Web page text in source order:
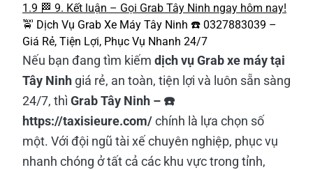
1.9 🏁 9. Kết luận – Gọi Grab Tây Ninh ngay hôm nay!
🚖 Dịch Vụ Grab Xe Máy Tây Ninh ☎️ 0327883039 –
Giá Rẻ, Tiện Lợi, Phục Vụ Nhanh 24/7
Nếu bạn đang tìm kiếm dịch vụ Grab xe máy tại
Tây Ninh giá rẻ, an toàn, tiện lợi và luôn sẵn sàng
24/7, thì Grab Tây Ninh – ☎️
https://taxisieure.com/chính là lựa chọn số
một. Với đội ngũ tài xế chuyên nghiệp, phục vụ
nhanh chóng ở tất cả các khu vực trong tỉnh,